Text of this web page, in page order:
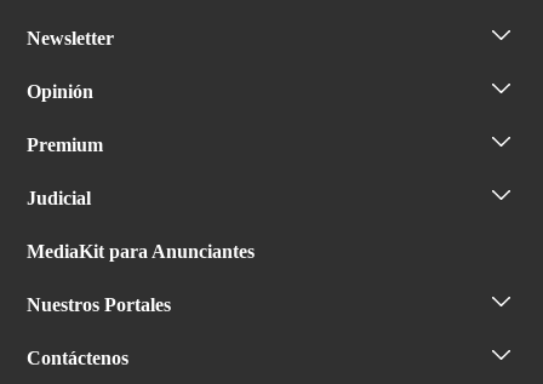
Newsletter
Opinión
Premium
Judicial
MediaKit para Anunciantes
Nuestros Portales
Contáctenos